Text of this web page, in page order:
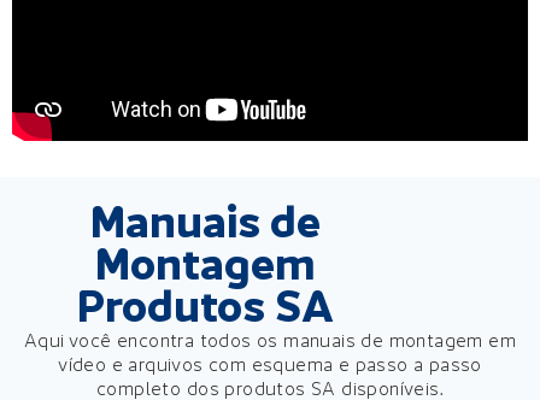
Manuais de
Montagem
Produtos SA
Aqui você encontra todos os manuais de montagem em
vídeo e arquivos com esquema e passo a passo
completo dos produtos SA disponíveis.